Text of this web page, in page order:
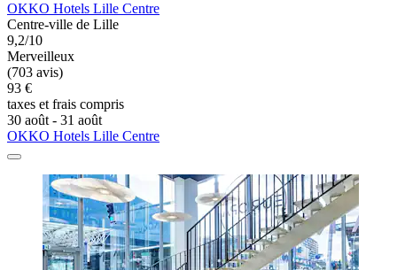
OKKO Hotels Lille Centre
Centre-ville de Lille
9,2/10
Merveilleux
(703 avis)
93 €
taxes et frais compris
30 août - 31 août
OKKO Hotels Lille Centre